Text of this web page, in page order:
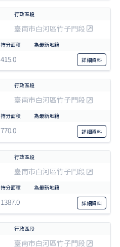
臺南市白河區竹子門段
415.0 詳細資料
臺南市白河區竹子門段
770.0 詳細資料
臺南市白河區竹子門段
1387.0 詳細資料
臺南市白河區竹子門段